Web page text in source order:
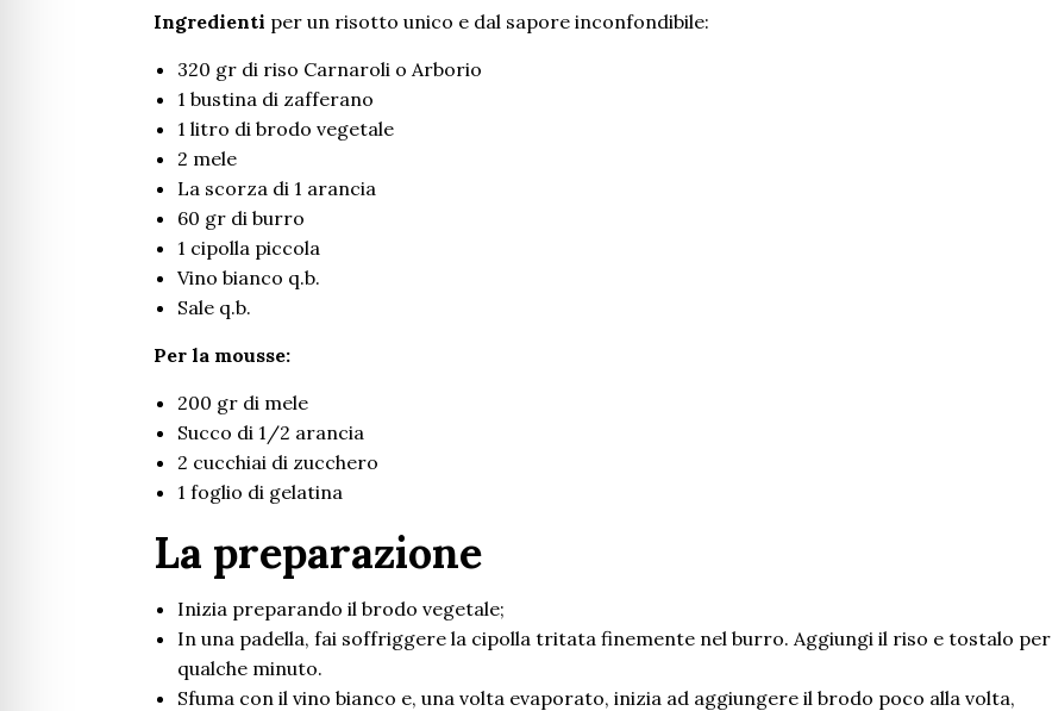
Ingredienti per un risotto unico e dal sapore inconfondibile:
320 gr di riso Carnaroli o Arborio
1 bustina di zafferano
1 litro di brodo vegetale
2 mele
La scorza di 1 arancia
60 gr di burro
1 cipolla piccola
Vino bianco q.b.
Sale q.b.
Per la mousse:
200 gr di mele
Succo di 1/2 arancia
2 cucchiai di zucchero
1 foglio di gelatina
La preparazione
Inizia preparando il brodo vegetale;
In una padella, fai soffriggere la cipolla tritata finemente nel burro. Aggiungi il riso e tostalo per
qualche minuto.
Sfuma con il vino bianco e, una volta evaporato, inizia ad aggiungere il brodo poco alla volta,